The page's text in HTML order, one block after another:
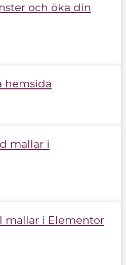
och öka din
hemsida
mallar i
mallar i Elementor